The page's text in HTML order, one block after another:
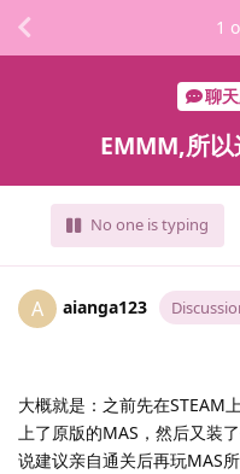
聊
EMMM,所以
No one is typing
1
A aianga123
大概就是：之前先在STEAM
上了原版的MAS，然后又装
说建议亲自通关后再玩MAS